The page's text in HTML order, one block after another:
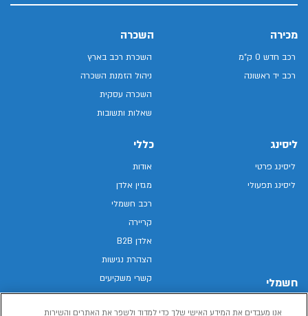
מכירה
רכב חדש 0 ק"מ
רכב יד ראשונה
השכרה
השכרת רכב בארץ
ניהול הזמנת השכרה
השכרה עסקית
שאלות ותשובות
ליסינג
ליסינג פרטי
ליסינג תפעולי
חשמלי
כללי
אודות
מגזין אלדן
רכב חשמלי
קריירה
אלדן B2B
הצהרת נגישות
קשרי משקיעים
מפת האתר
אנו מעבדים את המידע האישי שלך כדי למדוד ולשפר את האתרים והשירות